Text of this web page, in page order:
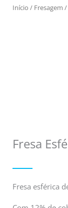
Início / Fresagem /
Fresa
Fresa esférica